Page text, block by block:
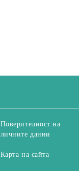
Поверителност на
личните данни
Карта на сайта